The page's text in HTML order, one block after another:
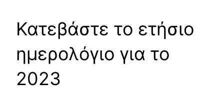
Κατεβάστε το ετήσιο
ημερολόγιο για το
2023